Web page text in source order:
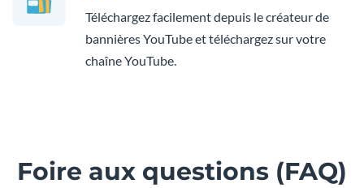
Téléchargez facilement depuis le créateur de
bannières YouTube et téléchargez sur votre
chaîne YouTube.
Foire aux questions (FAQ)